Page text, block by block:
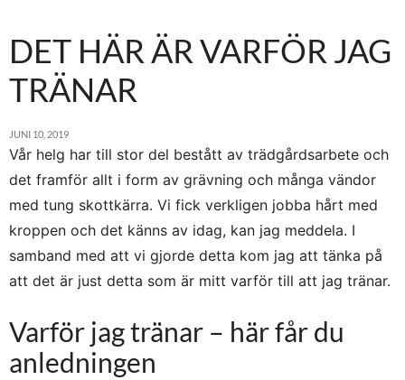
DET HÄR ÄR VARFÖR JAG
TRÄNAR
JUNI 10, 2019
Vår helg har till stor del bestått av trädgårdsarbete och
det framför allt i form av grävning och många vändor
med tung skottkärra. Vi fick verkligen jobba hårt med
kroppen och det känns av idag, kan jag meddela. I
samband med att vi gjorde detta kom jag att tänka på
att det är just detta som är mitt varför till att jag tränar.
Varför jag tränar – här får du
anledningen